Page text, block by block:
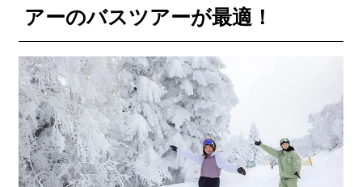
アーのバスツアーが最適！